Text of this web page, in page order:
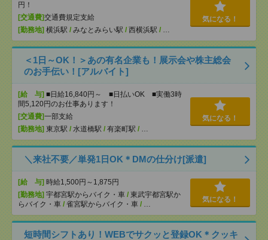
円！
[交通費]交通費規定支給
[勤務地] 横浜駅 / みなとみらい駅 / 西横浜駅 / …
気になる！
＜1日～OK！＞あの有名企業も！展示会や株主総会
のお手伝い！[アルバイト]
[給 与] ■日給16,840円～ ■日払いOK ■実働3時
間5,120円のお仕事あります！
[交通費]一部支給
[勤務地] 東京駅 / 水道橋駅 / 有楽町駅 / …
気になる！
＼来社不要／単発1日OK＊DMの仕分け[派遣]
[給 与] 時給1,500円～1,875円
[勤務地] 宇都宮駅からバイク・車 / 東武宇都宮駅か
らバイク・車 / 雀宮駅からバイク・車 / …
気になる！
短時間シフトあり！WEBでサクッと登録OK＊クッキ